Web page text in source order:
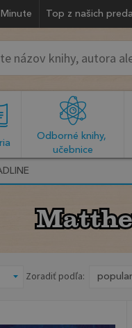
Top z našich
Odborné knihy,
učebnice
Zoradiť podľa: